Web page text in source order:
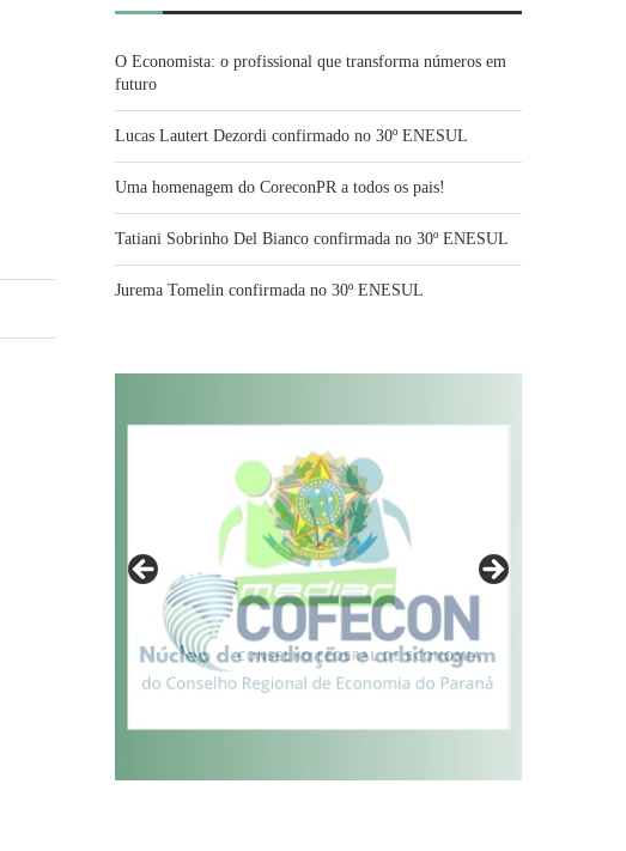
O Economista: o profissional que transforma números em
futuro
Lucas Lautert Dezordi confirmado no 30º ENESUL
Uma homenagem do CoreconPR a todos os pais!
Tatiani Sobrinho Del Bianco confirmada no 30º ENESUL
Jurema Tomelin confirmada no 30º ENESUL